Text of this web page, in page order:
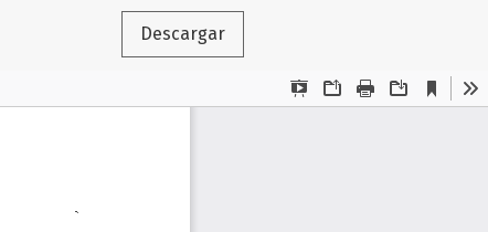
Descargar